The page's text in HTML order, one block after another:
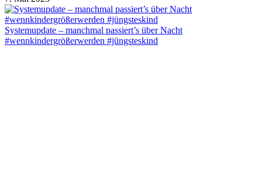
Systemupdate – manchmal passiert’s über Nacht
#wennkindergrößerwerden #jüngsteskind